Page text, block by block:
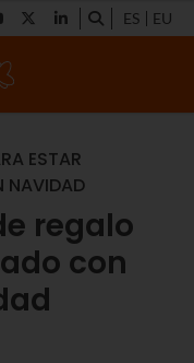
ES EU
ESTAR
NAVIDAD
regalo
con